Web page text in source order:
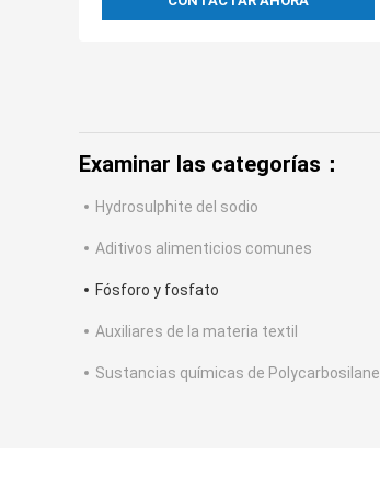
Examinar las categorías：
Hydrosulphite del sodio
Aditivos alimenticios comunes
Fósforo y fosfato
Auxiliares de la materia textil
Sustancias químicas de Polycarbosilane